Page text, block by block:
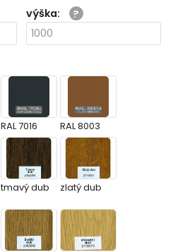
výška:
RAL 7016 RAL 8003
tmavý dub zlatý dub